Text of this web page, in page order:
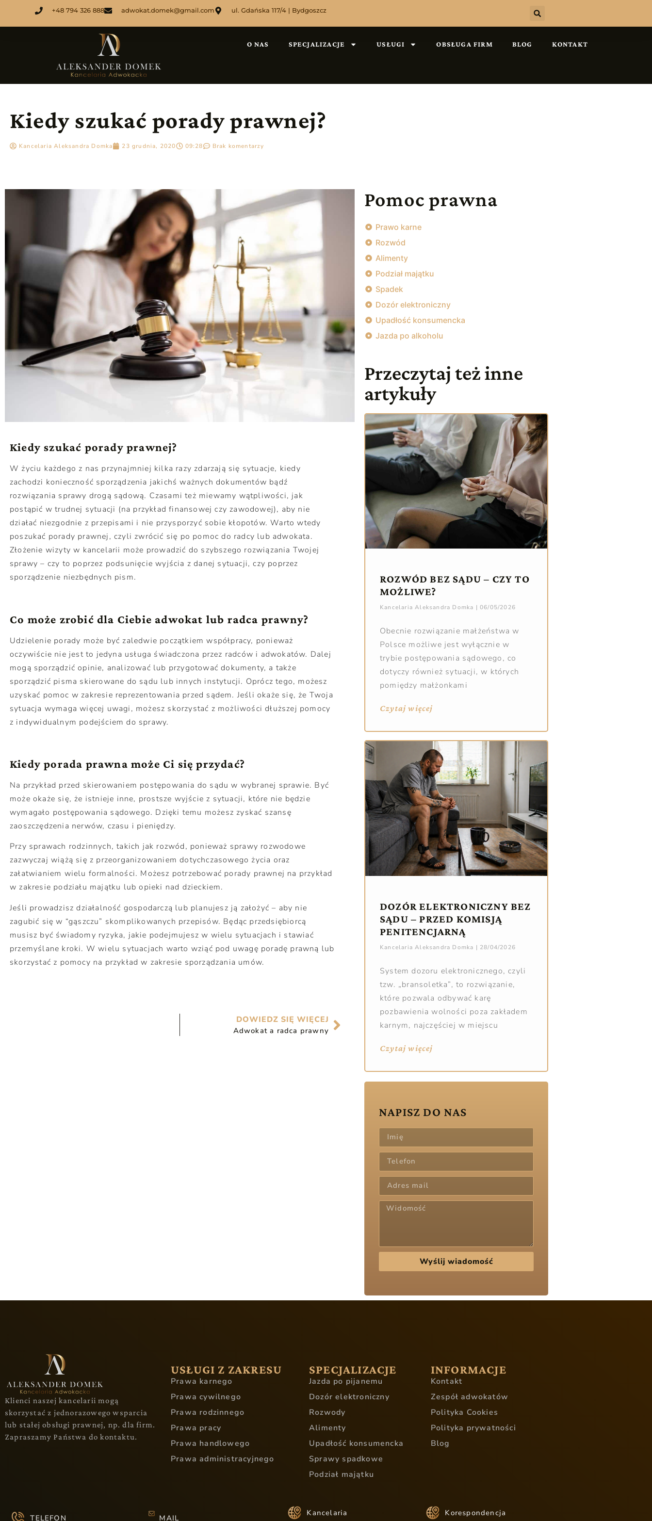
+48 794 326 888 adwokat.domek@gmail.com ul. Gdańska 117/4 | Bydgoszcz
O NAS SPECJALIZACJE USŁUGI OBSŁUGA FIRM BLOG KONTAKT
Kiedy szukać porady prawnej?
Kancelaria Aleksandra Domka 23 grudnia, 2020 09:28 Brak komentarzy
Kiedy szukać porady prawnej?
W życiu każdego z nas przynajmniej kilka razy zdarzają się sytuacje, kiedy
zachodzi konieczność sporządzenia jakichś ważnych dokumentów bądź
rozwiązania sprawy drogą sądową. Czasami też miewamy wątpliwości, jak
postąpić w trudnej sytuacji (na przykład finansowej czy zawodowej), aby nie
działać niezgodnie z przepisami i nie przysporzyć sobie kłopotów. Warto wtedy
poszukać porady prawnej, czyli zwrócić się po pomoc do radcy lub adwokata.
Złożenie wizyty w kancelarii może prowadzić do szybszego rozwiązania Twojej
sprawy – czy to poprzez podsunięcie wyjścia z danej sytuacji, czy poprzez
sporządzenie niezbędnych pism.
Co może zrobić dla Ciebie adwokat lub radca prawny?
Udzielenie porady może być zaledwie początkiem współpracy, ponieważ
oczywiście nie jest to jedyna usługa świadczona przez radców i adwokatów. Dalej
mogą sporządzić opinie, analizować lub przygotować dokumenty, a także
sporządzić pisma skierowane do sądu lub innych instytucji. Oprócz tego, możesz
uzyskać pomoc w zakresie reprezentowania przed sądem. Jeśli okaże się, że Twoja
sytuacja wymaga więcej uwagi, możesz skorzystać z możliwości dłuższej pomocy
z indywidualnym podejściem do sprawy.
Kiedy porada prawna może Ci się przydać?
Na przykład przed skierowaniem postępowania do sądu w wybranej sprawie. Być
może okaże się, że istnieje inne, prostsze wyjście z sytuacji, które nie będzie
wymagało postępowania sądowego. Dzięki temu możesz zyskać szansę
zaoszczędzenia nerwów, czasu i pieniędzy.
Przy sprawach rodzinnych, takich jak rozwód, ponieważ sprawy rozwodowe
zazwyczaj wiążą się z przeorganizowaniem dotychczasowego życia oraz
załatwianiem wielu formalności. Możesz potrzebować porady prawnej na przykład
w zakresie podziału majątku lub opieki nad dzieckiem.
Jeśli prowadzisz działalność gospodarczą lub planujesz ją założyć – aby nie
zagubić się w “gąszczu” skomplikowanych przepisów. Będąc przedsiębiorcą
musisz być świadomy ryzyka, jakie podejmujesz w wielu sytuacjach i stawiać
przemyślane kroki. W wielu sytuacjach warto wziąć pod uwagę poradę prawną lub
skorzystać z pomocy na przykład w zakresie sporządzania umów.
DOWIEDZ SIĘ WIĘCEJ
Adwokat a radca prawny
Pomoc prawna
Prawo karne
Rozwód
Alimenty
Podział majątku
Spadek
Dozór elektroniczny
Upadłość konsumencka
Jazda po alkoholu
Przeczytaj też inne
artykuły
ROZWÓD BEZ SĄDU – CZY TO
MOŻLIWE?
Kancelaria Aleksandra Domka 06/05/2026
Obecnie rozwiązanie małżeństwa w
Polsce możliwe jest wyłącznie w
trybie postępowania sądowego, co
dotyczy również sytuacji, w których
pomiędzy małżonkami
Czytaj więcej
DOZÓR ELEKTRONICZNY BEZ
SĄDU – PRZED KOMISJĄ
PENITENCJARNĄ
Kancelaria Aleksandra Domka 28/04/2026
System dozoru elektronicznego, czyli
tzw. „bransoletka”, to rozwiązanie,
które pozwala odbywać karę
pozbawienia wolności poza zakładem
karnym, najczęściej w miejscu
Czytaj więcej
NAPISZ DO NAS
Wyślij wiadomość
Klienci naszej kancelarii mogą
skorzystać z jednorazowego wsparcia
lub stałej obsługi prawnej, np. dla firm.
Zapraszamy Państwa do kontaktu.
USŁUGI Z ZAKRESU
Prawa karnego
Prawa cywilnego
Prawa rodzinnego
Prawa pracy
Prawa handlowego
Prawa administracyjnego
SPECJALIZACJE
Jazda po pijanemu
Dozór elektroniczny
Rozwody
Alimenty
Upadłość konsumencka
Sprawy spadkowe
Podział majątku
INFORMACJE
Kontakt
Zespół adwokatów
Polityka Cookies
Polityka prywatności
Blog
TELEFON MAIL
Kancelaria
Korespondencja